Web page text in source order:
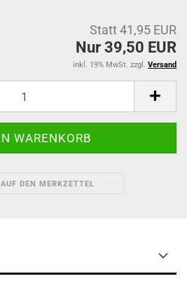
Statt 41,95 EUR
Nur 39,50 EUR
inkl. 19% MwSt. zzgl. Versand
AUF DEN MERKZETTEL